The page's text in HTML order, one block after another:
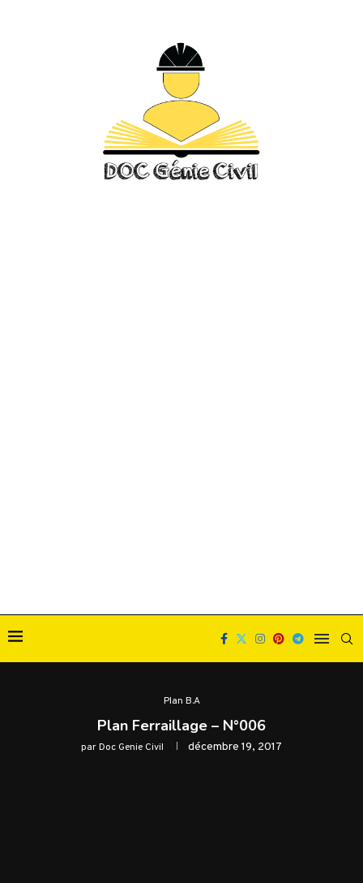
Plan B.A
Plan Ferraillage – N°006
parDoc Genie Civil décembre 19, 2017